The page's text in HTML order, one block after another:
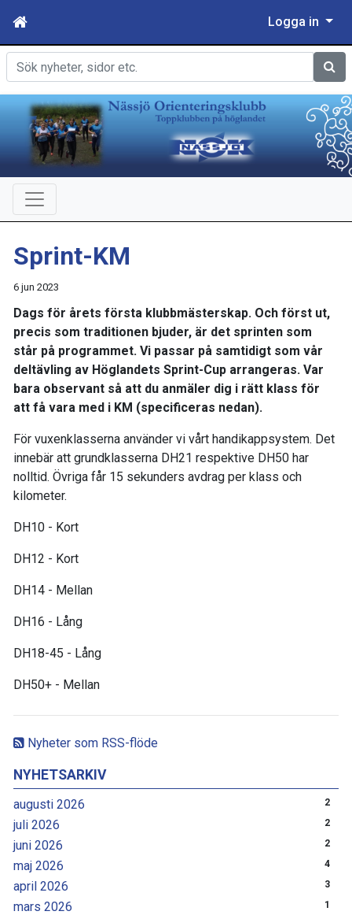
Logga in
Sök
Nyheter som RSS-flöde
NYHETSARKIV
augusti 2026 2
juli 2026 2
juni 2026 2
maj 2026 4
april 2026 3
mars 2026 1
Sprint-KM
6 jun 2023
Dags för årets första klubbmästerskap. Och först ut,
precis som traditionen bjuder, är det sprinten som
står på programmet. Vi passar på samtidigt som vår
deltävling av Höglandets Sprint-Cup arrangeras. Var
bara observant så att du anmäler dig i rätt klass för
att få vara med i KM (specificeras nedan).
För vuxenklasserna använder vi vårt handikappsystem. Det
innebär att grundklasserna DH21 respektive DH50 har
nolltid. Övriga får 15 sekunders avdrag per klass och
kilometer.
DH10 - Kort
DH12 - Kort
DH14 - Mellan
DH16 - Lång
DH18-45 - Lång
DH50+ - Mellan